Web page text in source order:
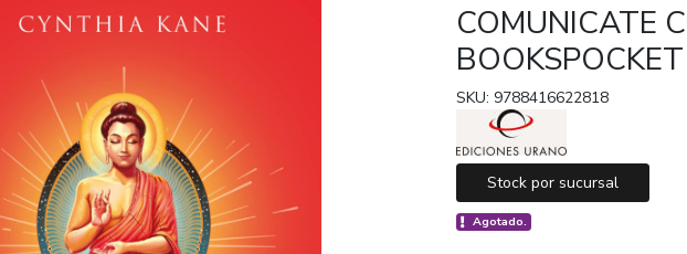
COMUNICATE
BOOKSPOCKET
SKU: 9788416622818
Stock por sucursal
Agotado.